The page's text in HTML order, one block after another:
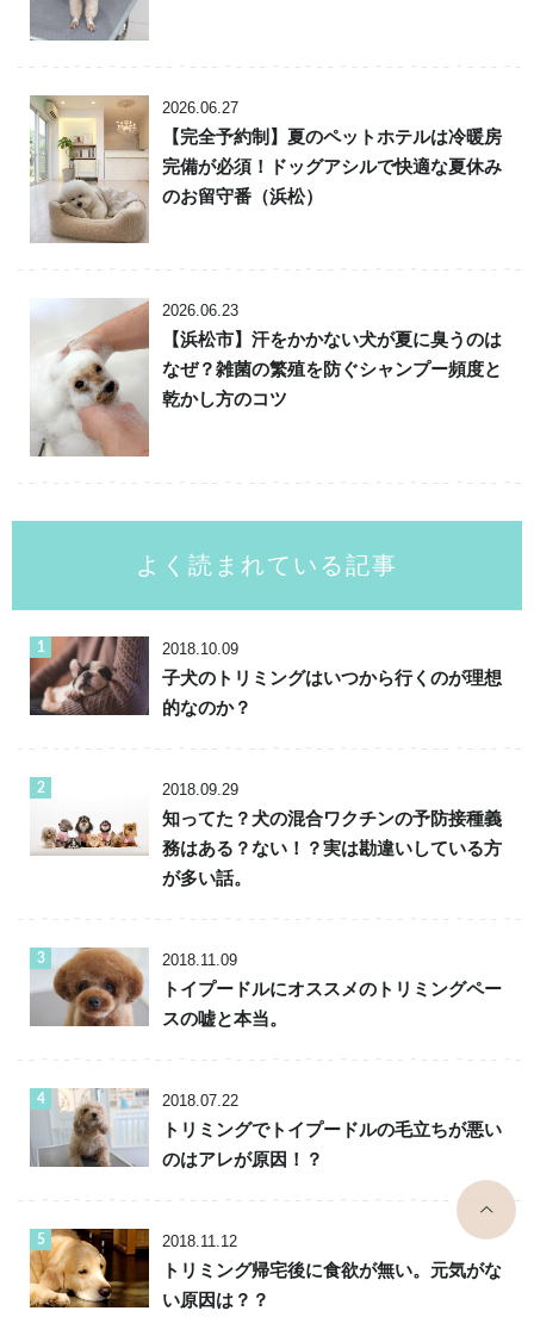
2026.06.27
【完全予約制】夏のペットホテルは冷暖房
完備が必須！ドッグアシルで快適な夏休み
のお留守番（浜松）
2026.06.23
【浜松市】汗をかかない犬が夏に臭うのは
なぜ？雑菌の繁殖を防ぐシャンプー頻度と
乾かし方のコツ
よく読まれている記事
2018.10.09
子犬のトリミングはいつから行くのが理想
的なのか？
2018.09.29
知ってた？犬の混合ワクチンの予防接種義
務はある？ない！？実は勘違いしている方
が多い話。
2018.11.09
トイプードルにオススメのトリミングペー
スの嘘と本当。
2018.07.22
トリミングでトイプードルの毛立ちが悪い
のはアレが原因！？
2018.11.12
トリミング帰宅後に食欲が無い。元気がな
い原因は？？
top